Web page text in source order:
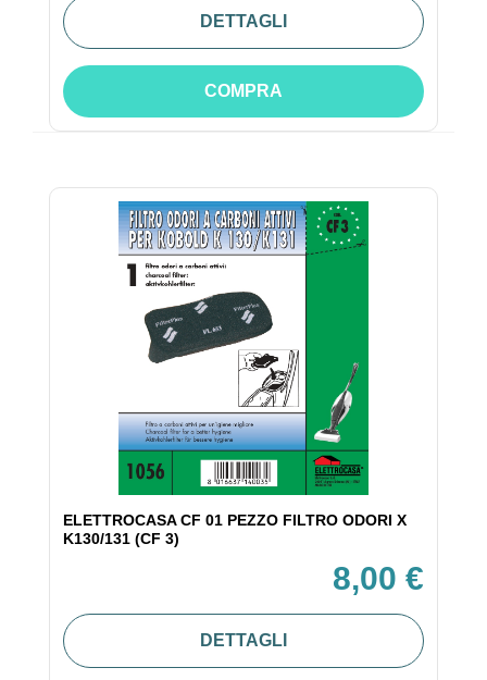
DETTAGLI
COMPRA
ELETTROCASA CF 01 PEZZO FILTRO ODORI X
K130/131 (CF 3)
8,00 €
DETTAGLI